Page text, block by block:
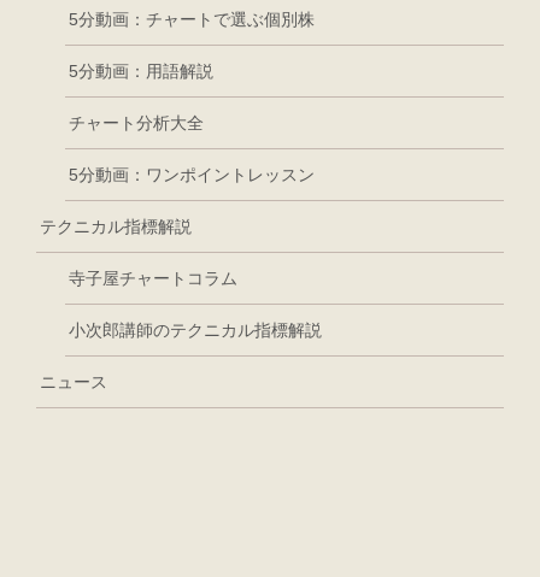
5分動画：チャートで選ぶ個別株
5分動画：用語解説
チャート分析大全
5分動画：ワンポイントレッスン
テクニカル指標解説
寺子屋チャートコラム
小次郎講師のテクニカル指標解説
ニュース